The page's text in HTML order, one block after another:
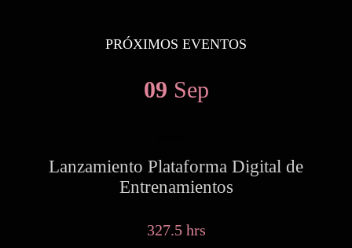
PRÓXIMOS EVENTOS
09 Sep
Lanzamiento Plataforma Digital de
Entrenamientos
327.5 hrs